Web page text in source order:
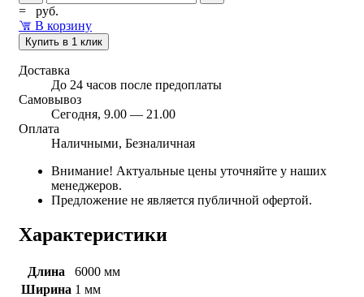
=
руб.
В корзину
Купить в 1 клик
Доставка
До 24 часов после предоплаты
Самовывоз
Сегодня, 9.00 — 21.00
Оплата
Наличными, Безналичная
Внимание! Актуальные цены уточняйте у наших
менеджеров.
Предложение не является публичной офертой.
Характеристики
Длина
6000 мм
Ширина 1 мм